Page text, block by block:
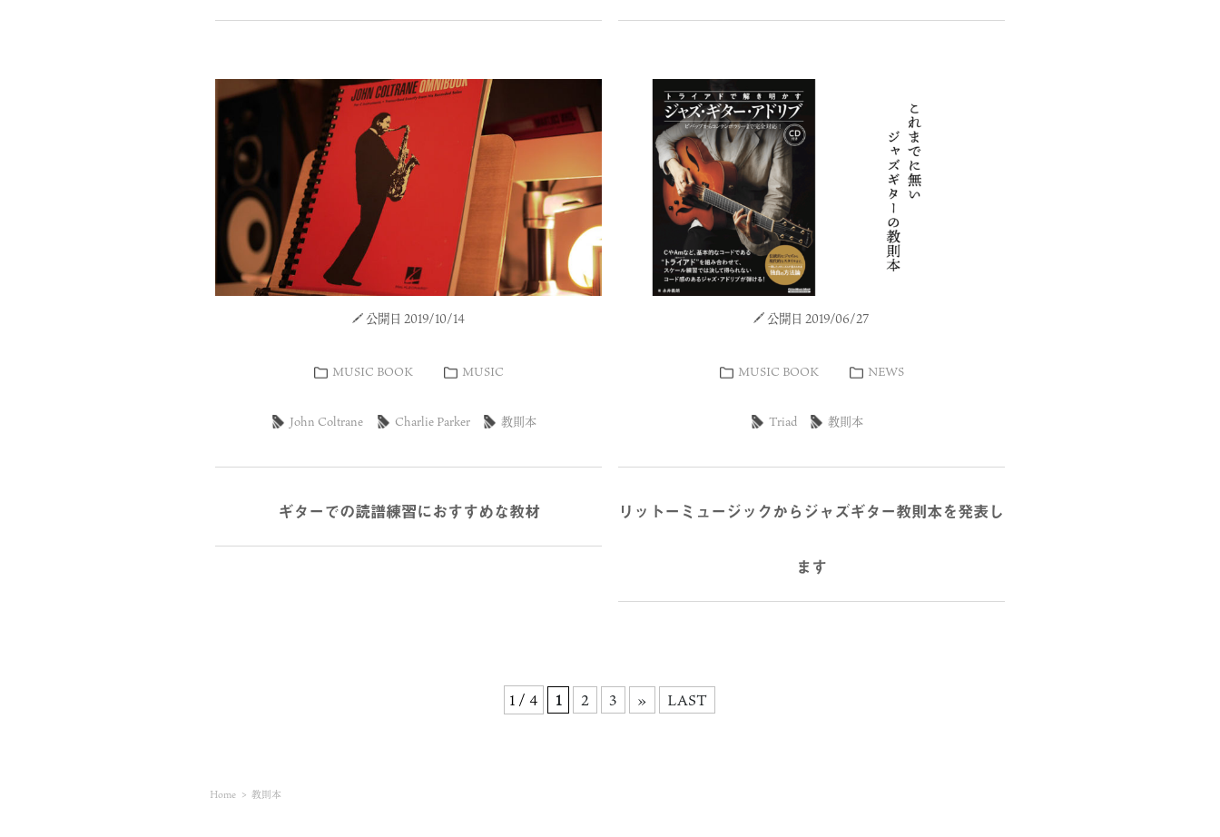
公開日 2019/10/14
MUSIC BOOK MUSIC
John Coltrane Charlie Parker 教則本
ギターでの読譜練習におすすめな教材
公開日 2019/06/27
MUSIC BOOK NEWS
Triad 教則本
リットーミュージックからジャズギター教則本を発表し
ます
1 / 4 1 2 3 » LAST
Home > 教則本